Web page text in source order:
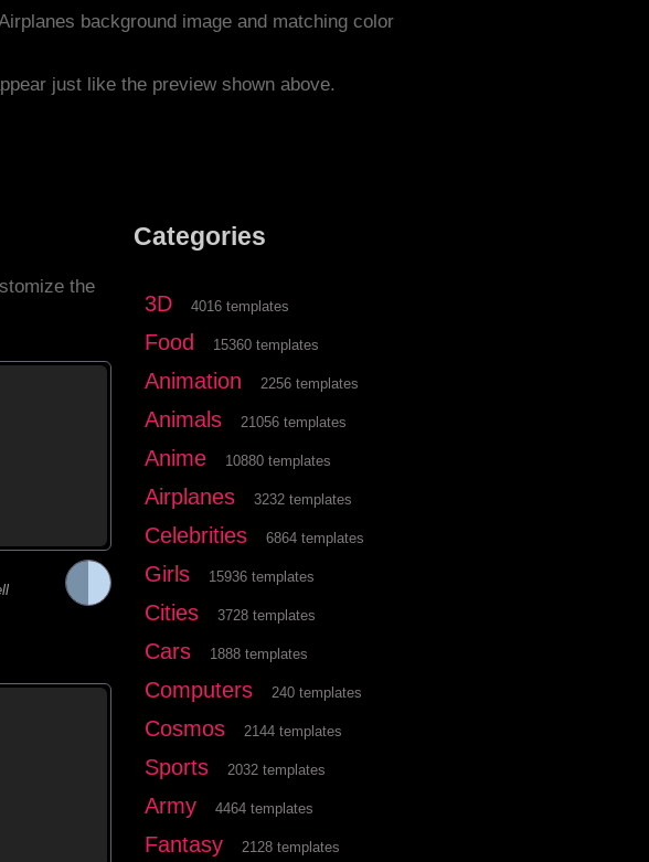
background image and matching color
just like the preview shown above.
the
Categories
3D 4016 templates
Food 15360 templates
Animation 2256 templates
Animals 21056 templates
Anime 10880 templates
Airplanes 3232 templates
Celebrities 6864 templates
Girls 15936 templates
Cities 3728 templates
Cars 1888 templates
Computers 240 templates
Cosmos 2144 templates
Sports 2032 templates
Army 4464 templates
Fantasy 2128 templates